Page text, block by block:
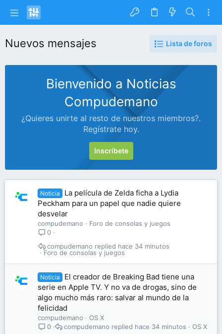
Nuevos mensajes Lista de foros
Bienvenido a Noticias
Compudemano
¿Quieres unirte al resto de nuestros miembros?.
Regístrate hoy.
Inscríbete
Noticia
La película de Zelda ficha a Lydia
Peckham para un papel que nadie quiere
desvelar
compudemano
Foro de consolas y juegos
0
Foro de consolas y juegos
hace 34 minutos
compudemano
Noticia
El creador de Breaking Bad tiene una
serie en Apple TV. Y no va de drogas, sino de
algo mucho más raro: salvar al mundo de la
felicidad
compudemano
OS X
0
OS X
hace 34 minutos
compudemano